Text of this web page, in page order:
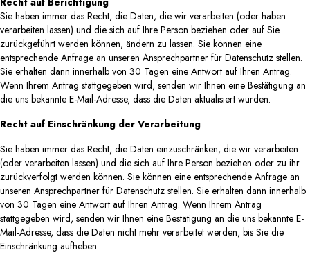
Sie haben immer das Recht, die Daten, die wir verarbeiten (oder haben
verarbeiten lassen) und die sich auf Ihre Person beziehen oder auf Sie
zurückgeführt werden können, ändern zu lassen. Sie können eine
entsprechende Anfrage an unseren Ansprechpartner für Datenschutz stellen.
Sie erhalten dann innerhalb von 30 Tagen eine Antwort auf Ihren Antrag.
Wenn Ihrem Antrag stattgegeben wird, senden wir Ihnen eine Bestätigung an
die uns bekannte E-Mail-Adresse, dass die Daten aktualisiert wurden.
Recht auf Einschränkung der Verarbeitung
Sie haben immer das Recht, die Daten einzuschränken, die wir verarbeiten
(oder verarbeiten lassen) und die sich auf Ihre Person beziehen oder zu ihr
zurückverfolgt werden können. Sie können eine entsprechende Anfrage an
unseren Ansprechpartner für Datenschutz stellen. Sie erhalten dann innerhalb
von 30 Tagen eine Antwort auf Ihren Antrag. Wenn Ihrem Antrag
stattgegeben wird, senden wir Ihnen eine Bestätigung an die uns bekannte E-
Mail-Adresse, dass die Daten nicht mehr verarbeitet werden, bis Sie die
Einschränkung aufheben.